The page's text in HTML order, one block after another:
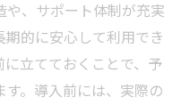
や、サポート体制が充実
的に安心して利用でき
立てておくことで、予
。導入前には、実際の